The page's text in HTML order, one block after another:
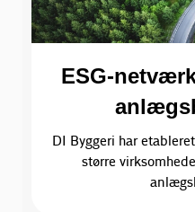
ESG-
DI Byggeri har
større